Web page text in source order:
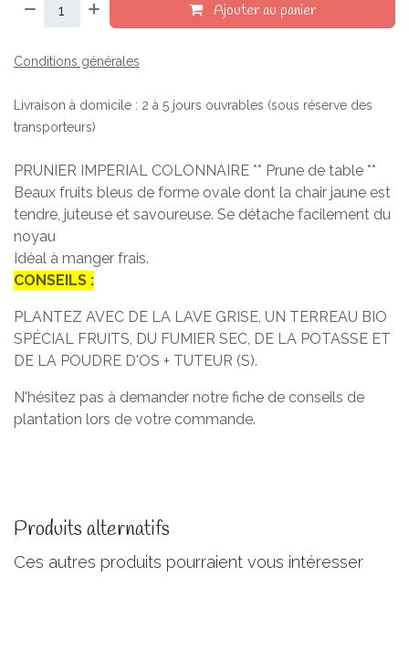
Ajouter au panier
Conditions générales
Livraison à domicile : 2 à 5 jours ouvrables (sous réserve des
transporteurs)
PRUNIER IMPERIAL COLONNAIRE ** Prune de table **
Beaux fruits bleus de forme ovale dont la chair jaune est
tendre, juteuse et savoureuse. Se détache facilement du
noyau
Idéal à manger frais.
CONSEILS :
PLANTEZ AVEC DE LA LAVE GRISE, UN TERREAU BIO
SPÉCIAL FRUITS, DU FUMIER SEC, DE LA POTASSE ET
DE LA POUDRE D'OS + TUTEUR (S).
N'hésitez pas à demander notre fiche de conseils de
plantation lors de votre commande.
Produits alternatifs
Ces autres produits pourraient vous intéresser